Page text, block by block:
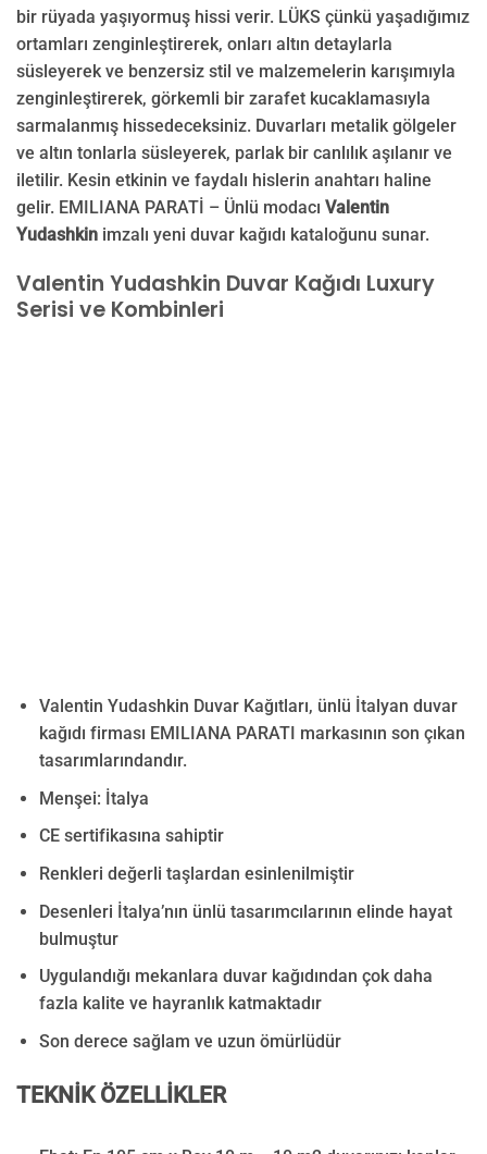
bir rüyada yaşıyormuş hissi verir. LÜKS çünkü yaşadığımız
ortamları zenginleştirerek, onları altın detaylarla
süsleyerek ve benzersiz stil ve malzemelerin karışımıyla
zenginleştirerek, görkemli bir zarafet kucaklamasıyla
sarmalanmış hissedeceksiniz. Duvarları metalik gölgeler
ve altın tonlarla süsleyerek, parlak bir canlılık aşılanır ve
iletilir. Kesin etkinin ve faydalı hislerin anahtarı haline
gelir. EMILIANA PARATİ – Ünlü modacı Valentin
Yudashkin imzalı yeni duvar kağıdı kataloğunu sunar.
Valentin Yudashkin Duvar Kağıdı Luxury
Serisi ve Kombinleri
Valentin Yudashkin Duvar Kağıtları, ünlü İtalyan duvar
kağıdı firması EMILIANA PARATI markasının son çıkan
tasarımlarındandır.
Menşei: İtalya
CE sertifikasına sahiptir
Renkleri değerli taşlardan esinlenilmiştir
Desenleri İtalya’nın ünlü tasarımcılarının elinde hayat
bulmuştur
Uygulandığı mekanlara duvar kağıdından çok daha
fazla kalite ve hayranlık katmaktadır
Son derece sağlam ve uzun ömürlüdür
TEKNİK ÖZELLİKLER